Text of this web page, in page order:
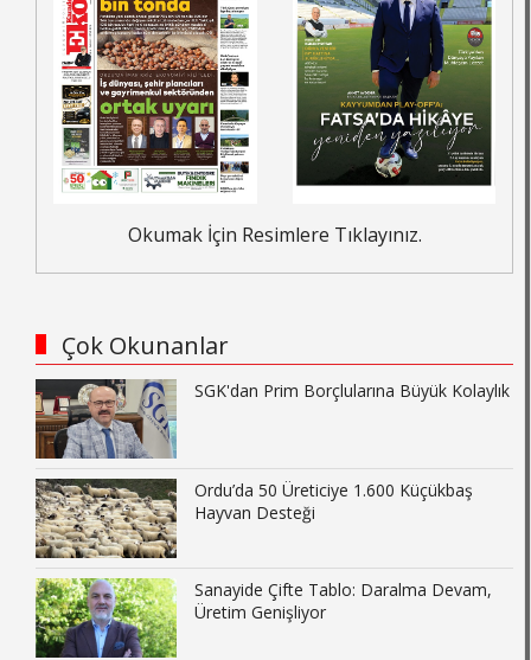
Okumak İçin Resimlere Tıklayınız.
Çok Okunanlar
SGK'dan Prim Borçlularına Büyük Kolaylık
Ordu’da 50 Üreticiye 1.600 Küçükbaş
Hayvan Desteği
Sanayide Çifte Tablo: Daralma Devam,
Üretim Genişliyor